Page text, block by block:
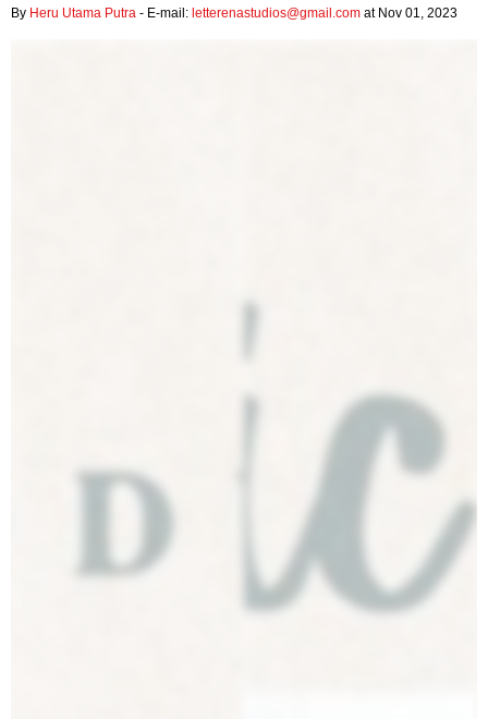
By Heru Utama Putra - E-mail: letterenastudios@gmail.com at Nov 01, 2023